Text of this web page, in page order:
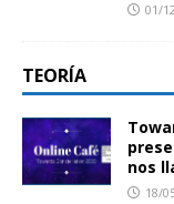
01/
TEORÍA
nos
18/